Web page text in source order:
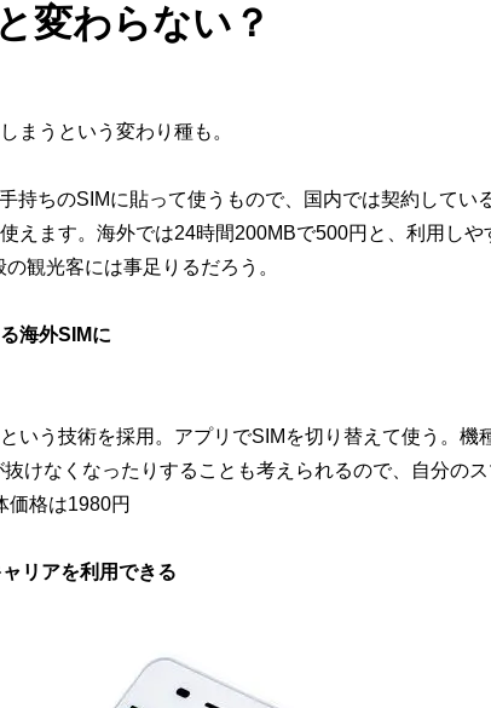
変わらない？
まうという変わり種も。
持ちのSIMに貼って使うもので、国内では契約してい
えます。海外では24時間200MBで500円と、利用しや
観光客には事足りるだろう。
海外SIMに
いう技術を採用。アプリでSIMを切り替えて使う。機
けなくなったりすることも考えられるので、自分の
価格は1980円
リアを利用できる